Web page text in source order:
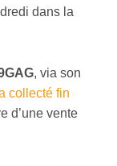
dans la
, via son
collecté fin
d’une vente